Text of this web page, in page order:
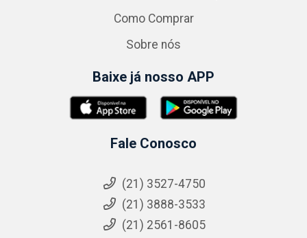
Como Comprar
Sobre nós
Baixe já nosso APP
Fale Conosco
(21) 3527-4750
(21) 3888-3533
(21) 2561-8605